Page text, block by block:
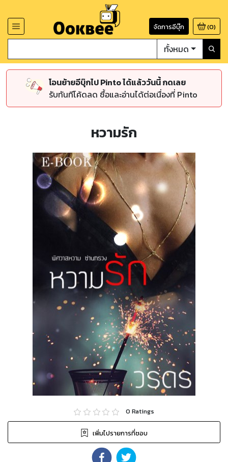
จัดการอีบุ๊ก (0)
ทั้งหมด
โอนย้ายอีบุ๊กไป Pinto ได้แล้ววันนี้ กดเลย
รับทันทีโค้ดลด ซื้อและอ่านได้ต่อเนื่องที่ Pinto
หวามรัก
0 Ratings
เพิ่มไปรายการที่ชอบ